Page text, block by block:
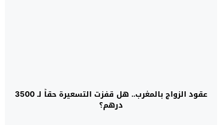
عقود الزواج بالمغرب.. هل قفزت التسعيرة حقاً لـ 3500
درهم؟